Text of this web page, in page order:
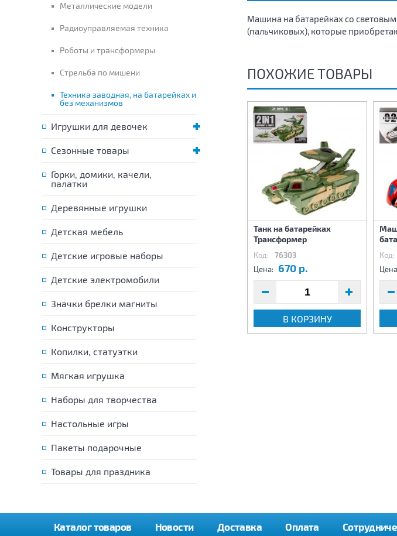
Металлические модели
Радиоуправляемая техника
Роботы и трансформеры
Стрельба по мишени
Техника заводная, на батарейках и
без механизмов
Игрушки для девочек
Сезонные товары
Горки, домики, качели,
палатки
Деревянные игрушки
Детская мебель
Детские игровые наборы
Детские электромобили
Значки брелки магниты
Конструкторы
Копилки, статуэтки
Мягкая игрушка
Наборы для творчества
Настольные игры
Пакеты подарочные
Товары для праздника
Машина на батарейках со
(пальчиковых), которые
ПОХОЖИЕ ТОВАРЫ
Машина на батарейках
76319 Код: 76338
Танк на батарейках
Трансформер
Код: 76303
Цена: 670 р.
В КОРЗИНУ
Код:
Каталог товаров Новости Доставка Оплата